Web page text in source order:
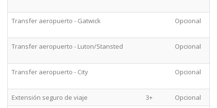
Transfer aeropuerto - Gatwick Opcional
Transfer aeropuerto - Luton/Stansted Opcional
Transfer aeropuerto - City Opcional
Extensión seguro de viaje 3+
Opcional